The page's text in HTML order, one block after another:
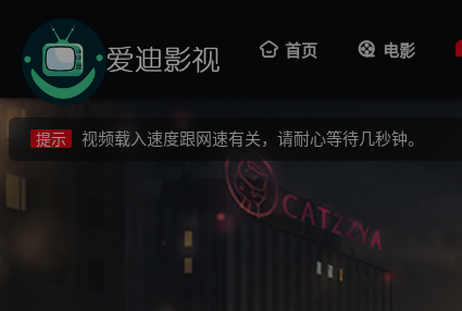
首页 电影
提示 不要轻易相信视频中的广告，谨防上当受骗!
提示 如果无法播放请重新刷新页面，或者切换线路。
提示 视频载入速度跟网速有关，请耐心等待几秒钟。
不要轻易相信视频中的广告，谨防上当受骗!